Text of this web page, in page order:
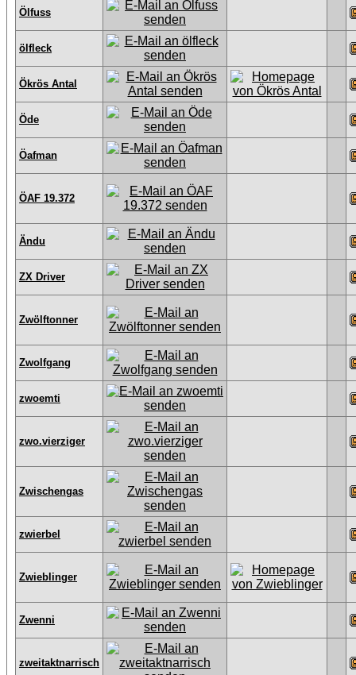
Ölfuss
ölfleck
Ökrös Antal
Öde
Öafman
ÖAF 19.372
Ändu
ZX Driver
Zwölftonner
Zwolfgang
zwoemti
zwo.vierziger
Zwischengas
zwierbel
Zwieblinger
Zwenni
zweitaktnarrisch